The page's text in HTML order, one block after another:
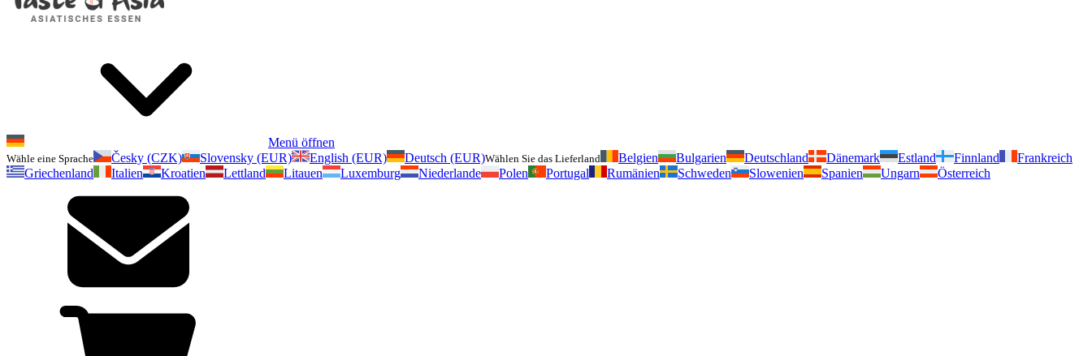
Menü öffnen
Wähle eine Sprache Česky (CZK) Slovensky (EUR) English (EUR) Deutsch (EUR)Wählen Sie das Lieferland Belgien Bulgarien Deutschland Dänemark Estland Finnland
Frankreich
Griechenland
Italien Kroatien Lettland Litauen Luxemburg Niederlande Polen Portugal Rumänien Schweden Slowenien Spanien Ungarn Österreich